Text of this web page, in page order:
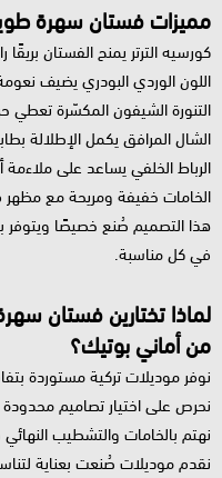
مميزات فستان سهرة
كورسيه الترتر يمنح الفستان بريقًا
اللون الوردي البودري يضيف
التنورة الشيفون المكسّرة تعطي
الشال المرافق يكمل الإطلالة
الرباط الخلفي يساعد على
الخامات خفيفة ومريحة مع مظهر
هذا التصميم صُنع خصيصًا ويتوفر
في كل مناسبة.
لماذا تختارين فستان
من أماني بوتيك؟
نوفر موديلات تركية مستوردة
نحرص على اختيار تصاميم محدودة
نهتم بالخامات والتشطيب
نقدم موديلات صُنعت بعناية